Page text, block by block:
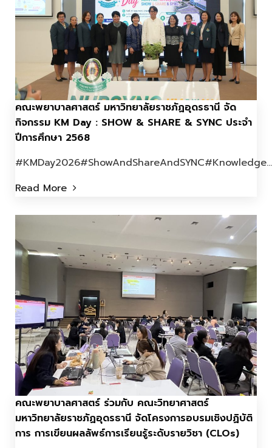
คณะพยาบาลศาสตร์ มหาวิทยาลัยราชภัฏอุดรธานี จัด
กิจกรรม KM Day : SHOW & SHARE & SYNC ประจำ
ปีการศึกษา 2568
#KMDay2026#ShowAndShareAndSYNC#Knowledge...
Read More
คณะพยาบาลศาสตร์ ร่วมกับ คณะวิทยาศาสตร์
มหาวิทยาลัยราชภัฏอุดรธานี จัดโครงการอบรมเชิงปฏิบัติ
การ การเขียนผลลัพธ์การเรียนรู้ระดับรายวิชา (CLOs)